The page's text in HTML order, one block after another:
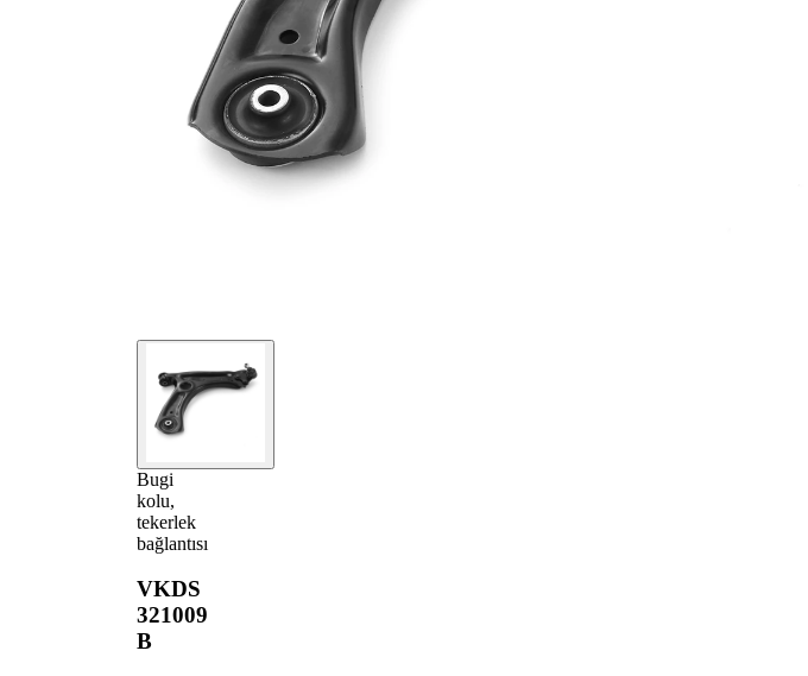
Bugi
kolu,
tekerlek
bağlantısı
VKDS
321009
B